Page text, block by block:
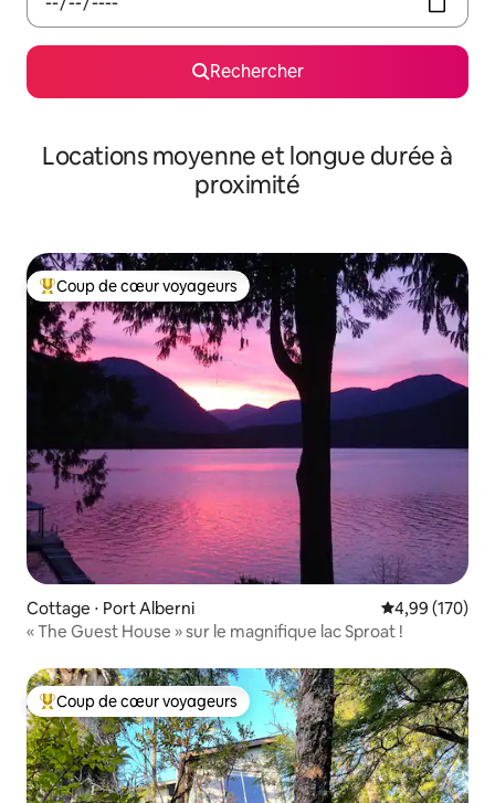
Rechercher
Locations moyenne et longue durée à
proximité
Coups de cœur voyageurs les plus appréciés
Coup de cœur voyageurs
Cottage ⋅ Port Alberni Évaluation
4,99 (170)
« The Guest House » sur le magnifique lac Sproat !
Coups de cœur voyageurs les plus appréciés
Coup de cœur voyageurs